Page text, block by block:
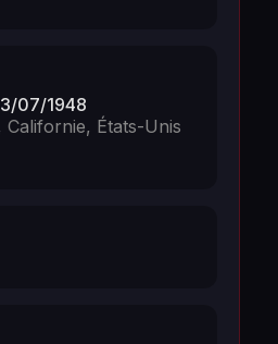
07/1948
États-Unis